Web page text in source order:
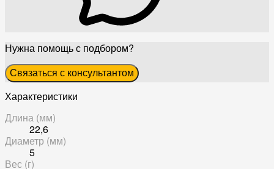
Нужна помощь с подбором?
Связаться с консультантом
Характеристики
Длина (мм)
22,6
Диаметр (мм)
5
Вес (г)